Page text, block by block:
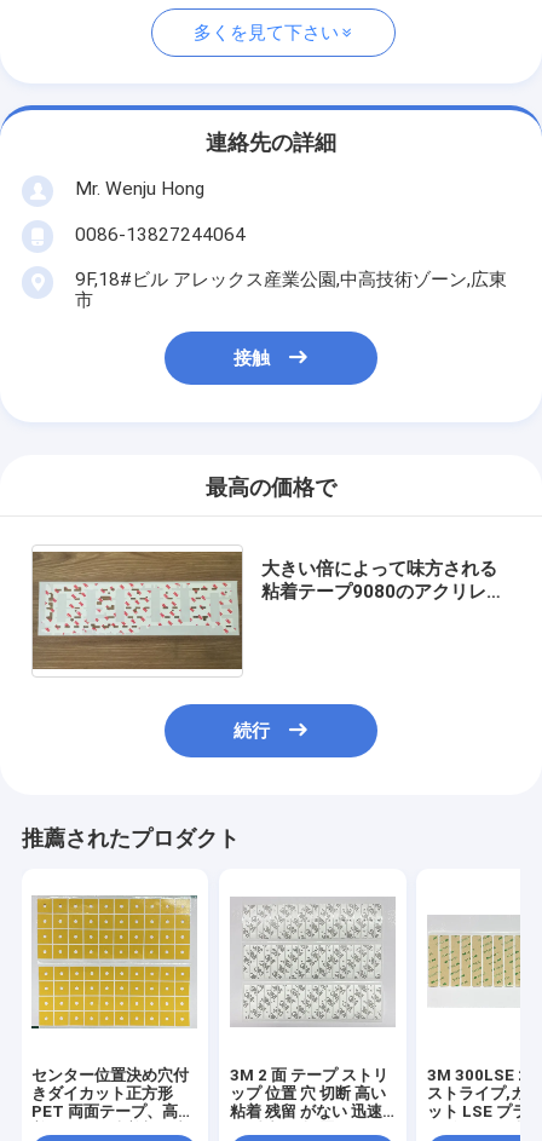
多くを見て下さい
連絡先の詳細
Mr. Wenju Hong
0086-13827244064
9F,18#ビル アレックス産業公園,中高技術ゾーン,広東
市
接触
最高の価格で
大きい倍によって味方される
粘着テープ9080のアクリレイ
続行
推薦されたプロダクト
センター位置決め穴付
きダイカット正方形
PET 両面テープ、高粘
3M 2 面 テープ ストリ
ップ 位置 穴 切断 高い
粘着 残留 がない 迅速
3M 300LSE 2
ストライプ,カ
ット LSE プラ